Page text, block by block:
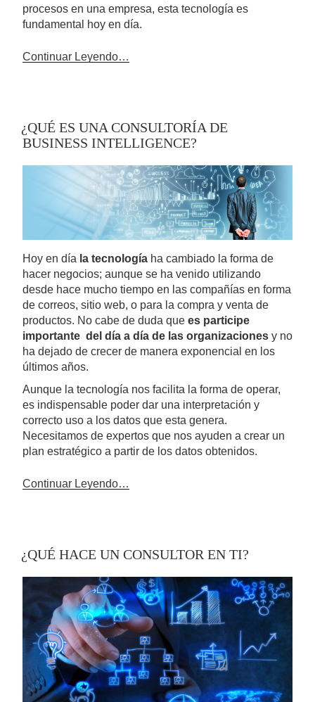
procesos en una empresa, esta tecnología es
fundamental hoy en día.
Continuar Leyendo…
¿QUÉ ES UNA CONSULTORÍA DE
BUSINESS INTELLIGENCE?
Hoy en día la tecnología ha cambiado la forma de
hacer negocios; aunque se ha venido utilizando
desde hace mucho tiempo en las compañías en forma
de correos, sitio web, o para la compra y venta de
productos. No cabe de duda que es participe
importante del día a día de las organizaciones y no
ha dejado de crecer de manera exponencial en los
últimos años.
Aunque la tecnología nos facilita la forma de operar,
es indispensable poder dar una interpretación y
correcto uso a los datos que esta genera.
Necesitamos de expertos que nos ayuden a crear un
plan estratégico a partir de los datos obtenidos.
Continuar Leyendo…
¿QUÉ HACE UN CONSULTOR EN TI?